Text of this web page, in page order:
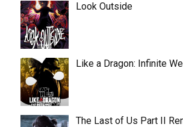
Look Outside
Like a Dragon: Infinite
The Last of Us Part II